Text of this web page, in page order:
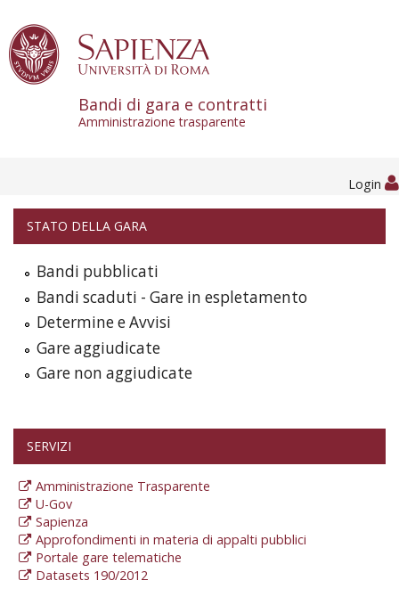
Bandi di gara e contratti
Amministrazione trasparente
Login
STATO DELLA GARA
Bandi pubblicati
Bandi scaduti - Gare in espletamento
Determine e Avvisi
Gare aggiudicate
Gare non aggiudicate
SERVIZI
Amministrazione Trasparente
U-Gov
Sapienza
Approfondimenti in materia di appalti pubblici
Portale gare telematiche
Datasets 190/2012